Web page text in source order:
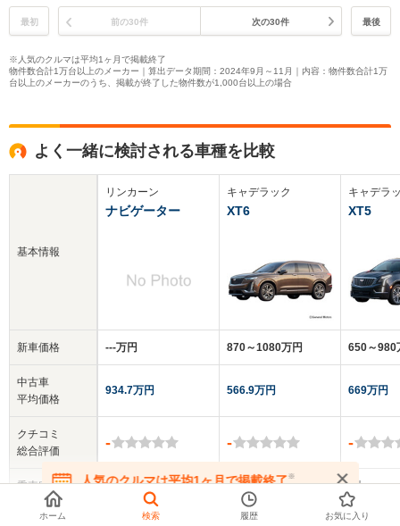
最初 前の30件 次の30件 最後
※人気のクルマは平均1ヶ月で掲載終了
物件数合計1万台以上のメーカー｜算出データ期間：2024年9月～11月｜内容：物件数合計1万
台以上のメーカーのうち、掲載が終了した物件数が1,000台以上の場合
よく一緒に検討される車種を比較
基本情報
新車価格
中古車
平均価格
クチコミ
総合評価
乗車定員
ドア数
リンカーン
ナビゲーター
‐‐‐万円
934.7万円
-
-
キャデラック
XT6
870～1080万円
566.9万円
-
6人
5ドア
キャデラ
XT5
650～980
669万円
-
5人
5ドア
▼ 全てを表示する
人気のクルマは平均1ヶ月で掲載終了※
在庫が無くなる前にお問い合わせください
ホーム 検索 履歴 お気に入り